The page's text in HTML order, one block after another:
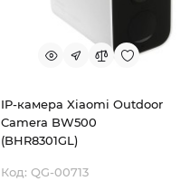
IP-камера Xiaomi Outdoor
Camera BW500
(BHR8301GL)
Код: QG-00713